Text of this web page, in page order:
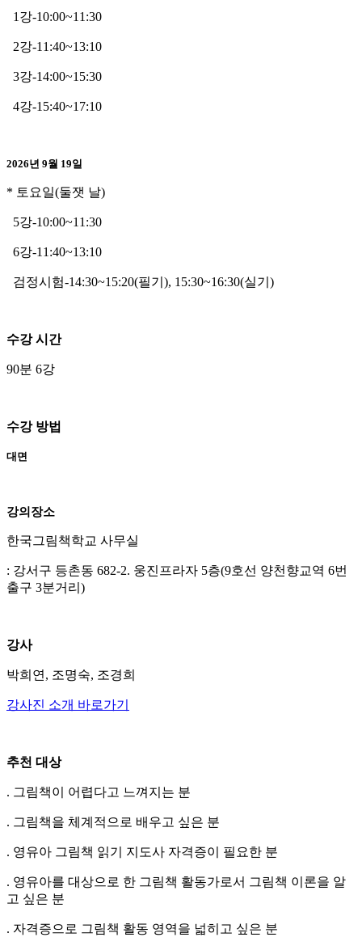
1강-10:00~11:30
2강-11:40~13:10
3강-14:00~15:30
4강-15:40~17:10
2026년 9월 19일
* 토요일(둘잿 날)
5강-10:00~11:30
6강-11:40~13:10
검정시험-14:30~15:20(필기), 15:30~16:30(실기)
수강 시간
90분 6강
수강 방법
대면
강의장소
한국그림책학교 사무실
: 강서구 등촌동 682-2. 웅진프라자 5층(9호선 양천향교역 6번
출구 3분거리)
강사
박희연, 조명숙, 조경희
강사진 소개 바로가기
추천 대상
. 그림책이 어렵다고 느껴지는 분
. 그림책을 체계적으로 배우고 싶은 분
. 영유아 그림책 읽기 지도사 자격증이 필요한 분
. 영유아를 대상으로 한 그림책 활동가로서 그림책 이론을 알
고 싶은 분
. 자격증으로 그림책 활동 영역을 넓히고 싶은 분